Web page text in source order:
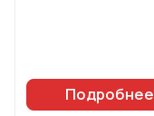
Подробнее